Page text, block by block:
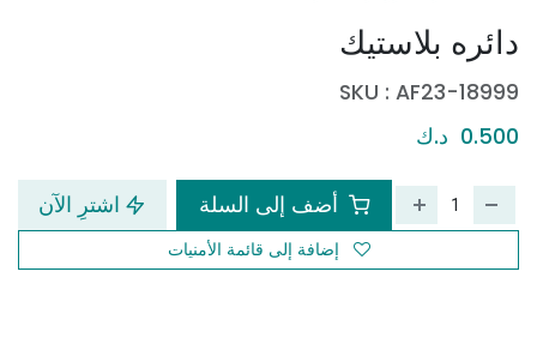
دائره بلاستيك
SKU : AF23-18999
0.500 د.ك
أضف إلى السلة اشترِ الآن
إضافة إلى قائمة الأمنيات